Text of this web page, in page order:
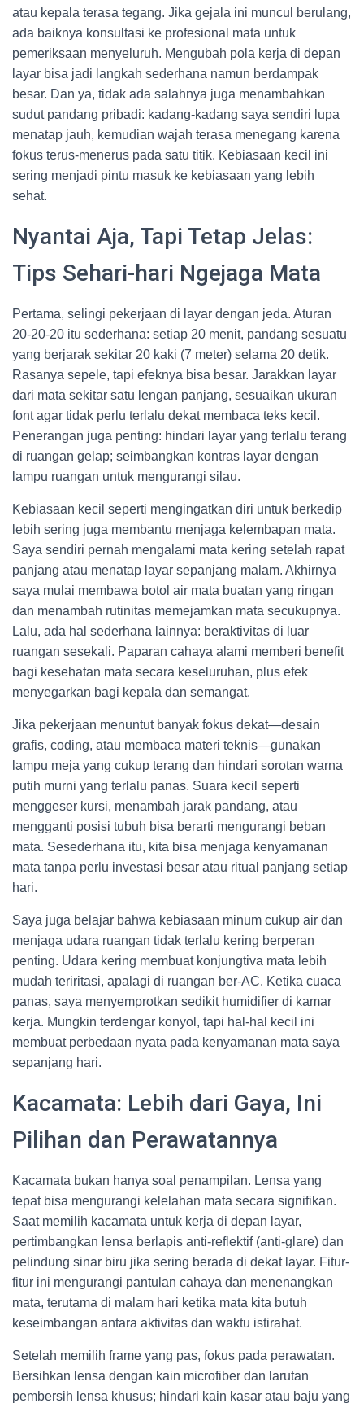
atau kepala terasa tegang. Jika gejala ini muncul berulang,
ada baiknya konsultasi ke profesional mata untuk
pemeriksaan menyeluruh. Mengubah pola kerja di depan
layar bisa jadi langkah sederhana namun berdampak
besar. Dan ya, tidak ada salahnya juga menambahkan
sudut pandang pribadi: kadang-kadang saya sendiri lupa
menatap jauh, kemudian wajah terasa menegang karena
fokus terus-menerus pada satu titik. Kebiasaan kecil ini
sering menjadi pintu masuk ke kebiasaan yang lebih
sehat.
Nyantai Aja, Tapi Tetap Jelas:
Tips Sehari-hari Ngejaga Mata
Pertama, selingi pekerjaan di layar dengan jeda. Aturan
20-20-20 itu sederhana: setiap 20 menit, pandang sesuatu
yang berjarak sekitar 20 kaki (7 meter) selama 20 detik.
Rasanya sepele, tapi efeknya bisa besar. Jarakkan layar
dari mata sekitar satu lengan panjang, sesuaikan ukuran
font agar tidak perlu terlalu dekat membaca teks kecil.
Penerangan juga penting: hindari layar yang terlalu terang
di ruangan gelap; seimbangkan kontras layar dengan
lampu ruangan untuk mengurangi silau.
Kebiasaan kecil seperti mengingatkan diri untuk berkedip
lebih sering juga membantu menjaga kelembapan mata.
Saya sendiri pernah mengalami mata kering setelah rapat
panjang atau menatap layar sepanjang malam. Akhirnya
saya mulai membawa botol air mata buatan yang ringan
dan menambah rutinitas memejamkan mata secukupnya.
Lalu, ada hal sederhana lainnya: beraktivitas di luar
ruangan sesekali. Paparan cahaya alami memberi benefit
bagi kesehatan mata secara keseluruhan, plus efek
menyegarkan bagi kepala dan semangat.
Jika pekerjaan menuntut banyak fokus dekat—desain
grafis, coding, atau membaca materi teknis—gunakan
lampu meja yang cukup terang dan hindari sorotan warna
putih murni yang terlalu panas. Suara kecil seperti
menggeser kursi, menambah jarak pandang, atau
mengganti posisi tubuh bisa berarti mengurangi beban
mata. Sesederhana itu, kita bisa menjaga kenyamanan
mata tanpa perlu investasi besar atau ritual panjang setiap
hari.
Saya juga belajar bahwa kebiasaan minum cukup air dan
menjaga udara ruangan tidak terlalu kering berperan
penting. Udara kering membuat konjungtiva mata lebih
mudah teriritasi, apalagi di ruangan ber-AC. Ketika cuaca
panas, saya menyemprotkan sedikit humidifier di kamar
kerja. Mungkin terdengar konyol, tapi hal-hal kecil ini
membuat perbedaan nyata pada kenyamanan mata saya
sepanjang hari.
Kacamata: Lebih dari Gaya, Ini
Pilihan dan Perawatannya
Kacamata bukan hanya soal penampilan. Lensa yang
tepat bisa mengurangi kelelahan mata secara signifikan.
Saat memilih kacamata untuk kerja di depan layar,
pertimbangkan lensa berlapis anti-reflektif (anti-glare) dan
pelindung sinar biru jika sering berada di dekat layar. Fitur-
fitur ini mengurangi pantulan cahaya dan menenangkan
mata, terutama di malam hari ketika mata kita butuh
keseimbangan antara aktivitas dan waktu istirahat.
Setelah memilih frame yang pas, fokus pada perawatan.
Bersihkan lensa dengan kain microfiber dan larutan
pembersih lensa khusus; hindari kain kasar atau baju yang